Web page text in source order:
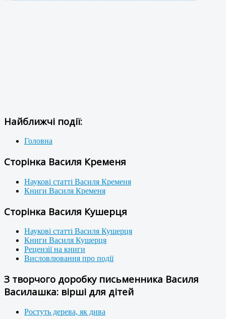
Найближчі події:
Головна
Сторінка Василя Кременя
Наукові статті Василя Кременя
Книги Василя Кременя
Сторінка Василя Кушерця
Наукові статті Василя Кушерця
Книги Василя Кушерця
Рецензії на книги
Висловлювання про події
З творчого доробку письменника Василя
Василашка: вірші для дітей
Ростуть дерева, як дива